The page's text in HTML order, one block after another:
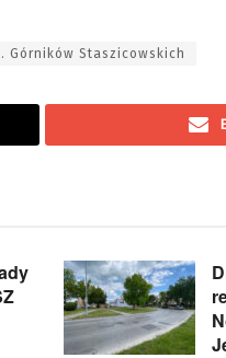
Górników Staszicowskich